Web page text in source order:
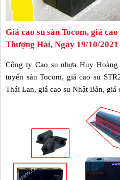
Giá cao su sàn Tocom, giá
Thượng Hải, Ngày 19/10/2021
Công ty Cao su nhựa Huy
tuyến sàn Tocom, giá cao su
Thái Lan, giá cao su Nhật Bản, giá